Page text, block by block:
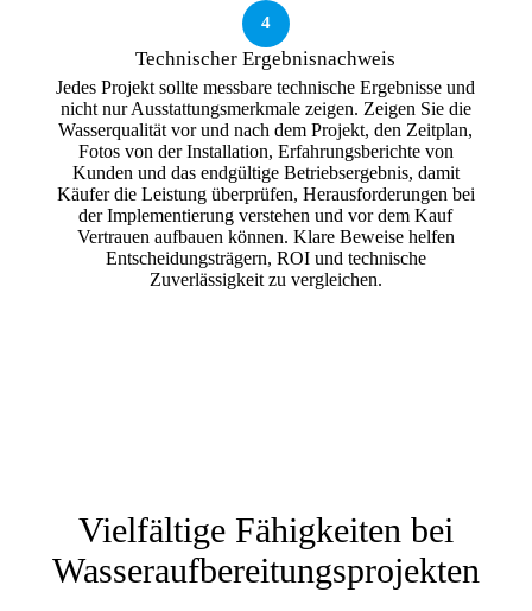
4
Technischer Ergebnisnachweis
Jedes Projekt sollte messbare technische Ergebnisse und
nicht nur Ausstattungsmerkmale zeigen. Zeigen Sie die
Wasserqualität vor und nach dem Projekt, den Zeitplan,
Fotos von der Installation, Erfahrungsberichte von
Kunden und das endgültige Betriebsergebnis, damit
Käufer die Leistung überprüfen, Herausforderungen bei
der Implementierung verstehen und vor dem Kauf
Vertrauen aufbauen können. Klare Beweise helfen
Entscheidungsträgern, ROI und technische
Zuverlässigkeit zu vergleichen.
Vielfältige Fähigkeiten bei
Wasseraufbereitungsprojekten